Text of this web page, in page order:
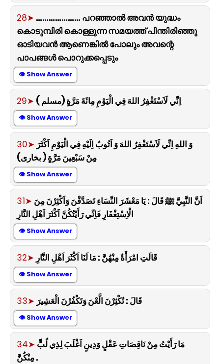
28➤ ………………… പറഞ്ഞാൽ അവൻ യുദ്ധം
കൊടുമ്പിരി കൊള്ളുന്ന സമയത്ത് പിന്തിരിഞ്ഞു
ഓടിയവൻ ആണെങ്കിൽ പോലും അവന്റെ
പാപങ്ങൾ പൊറുക്കപ്പെടും
👁 Show Answer
29➤ اِنِّي لَاَسْتَغْفِرُ اللهَ فِي الْيَوْمِ مِائَةَ مَرَّةٍ (مسلم )
👁 Show Answer
30➤ وَ اللهِ اِنِّي لَاَسْتَغْفِرُ اللهَ وَ اَتُوبُ اِلَيْهِ فِي الْيَوْمِ اَكْثَرَ
مِنْ سَبْعِينَ مَرَّةٍ ( بخارى)
👁 Show Answer
31➤ اَنَّ النَّبِيَّ ﷺ قَالَ : يَا مَعْشَرَ النِّسَاءِ تَصَدَّقْنَ وَاَكْثِرْنَ مِنَ
الْاِسْتِغْفَارِ فَاِنِّي رَأَيْتُكُنَّ اَكْثَرَ اَهْلِ النَّارِ
👁 Show Answer
32➤ قَالَتِ امْرَأَةٌ مِنْهُنَّ : مَا لَنَا اَكْثَرَ اَهْلِ النَّارِ
👁 Show Answer
33➤ قَالَ : تُكْثِرْنَ الَّعْنَ وَتَكْفُرْنَ الْعَشِيرَ
👁 Show Answer
34➤ مَا رَأَيْتُ مِنْ نَاقِصَاتِ عَقْلٍ وَدِينٍ اَغْلَبَ لِذِي لُبٍّ
مِنْكُنَّ .